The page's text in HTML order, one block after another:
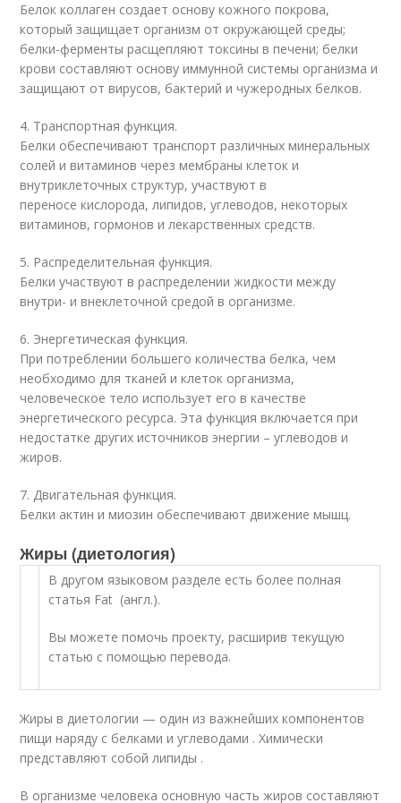
Белок коллаген создает основу кожного покрова,
который защищает организм от окружающей среды;
белки-ферменты расщепляют токсины в печени; белки
крови составляют основу иммунной системы организма и
защищают от вирусов, бактерий и чужеродных белков.
4. Транспортная функция.
Белки обеспечивают транспорт различных минеральных
солей и витаминов через мембраны клеток и
внутриклеточных структур, участвуют в
переносе кислорода, липидов, углеводов, некоторых
витаминов, гормонов и лекарственных средств.
5. Распределительная функция.
Белки участвуют в распределении жидкости между
внутри- и внеклеточной средой в организме.
6. Энергетическая функция.
При потреблении большего количества белка, чем
необходимо для тканей и клеток организма,
человеческое тело использует его в качестве
энергетического ресурса. Эта функция включается при
недостатке других источников энергии – углеводов и
жиров.
7. Двигательная функция.
Белки актин и миозин обеспечивают движение мышц.
Жиры (диетология)
В другом языковом разделе есть более полная
статья Fat (англ.).
Вы можете помочь проекту, расширив текущую
статью с помощью перевода.
Жиры в диетологии — один из важнейших компонентов
пищи наряду с белками и углеводами . Химически
представляют собой липиды .
В организме человека основную часть жиров составляют